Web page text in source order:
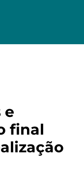
e
final